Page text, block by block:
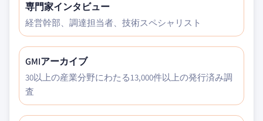
専門家インタビュー
経営幹部、調達担当者、技術スペシャリスト
GMIアーカイブ
30以上の産業分野にわたる13,000件以上の発行済み調
査